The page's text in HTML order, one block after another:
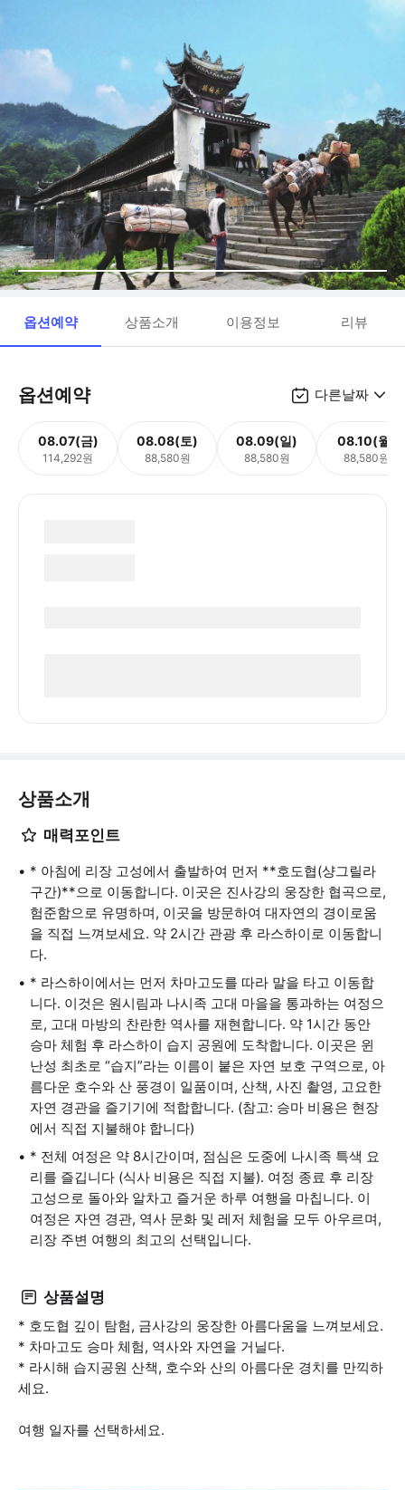
옵션예약 상품소개 이용정보 리뷰
옵션예약 다른날짜
08.07(금)
114,292원
08.08(토)
88,580원
08.09(일)
88,580원
08.10(월)
88,580원
상품소개
매력포인트
* 아침에 리장 고성에서 출발하여 먼저 **호도협(샹그릴라
구간)**으로 이동합니다. 이곳은 진사강의 웅장한 협곡으로,
험준함으로 유명하며, 이곳을 방문하여 대자연의 경이로움
을 직접 느껴보세요. 약 2시간 관광 후 라스하이로 이동합니
다.
* 라스하이에서는 먼저 차마고도를 따라 말을 타고 이동합
니다. 이것은 원시림과 나시족 고대 마을을 통과하는 여정으
로, 고대 마방의 찬란한 역사를 재현합니다. 약 1시간 동안
승마 체험 후 라스하이 습지 공원에 도착합니다. 이곳은 윈
난성 최초로 “습지”라는 이름이 붙은 자연 보호 구역으로, 아
름다운 호수와 산 풍경이 일품이며, 산책, 사진 촬영, 고요한
자연 경관을 즐기기에 적합합니다. (참고: 승마 비용은 현장
에서 직접 지불해야 합니다)
* 전체 여정은 약 8시간이며, 점심은 도중에 나시족 특색 요
리를 즐깁니다 (식사 비용은 직접 지불). 여정 종료 후 리장
고성으로 돌아와 알차고 즐거운 하루 여행을 마칩니다. 이
여정은 자연 경관, 역사 문화 및 레저 체험을 모두 아우르며,
리장 주변 여행의 최고의 선택입니다.
상품설명
* 호도협 깊이 탐험, 금사강의 웅장한 아름다움을 느껴보세요.
* 차마고도 승마 체험, 역사와 자연을 거닐다.
* 라시해 습지공원 산책, 호수와 산의 아름다운 경치를 만끽하
세요.
여행 일자를 선택하세요.